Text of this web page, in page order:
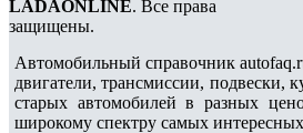
LADAONLINE. Все права
защищены.
Автомобильный справочник
двигатели, трансмиссии,
старых автомобилей в разных
широкому спектру самых